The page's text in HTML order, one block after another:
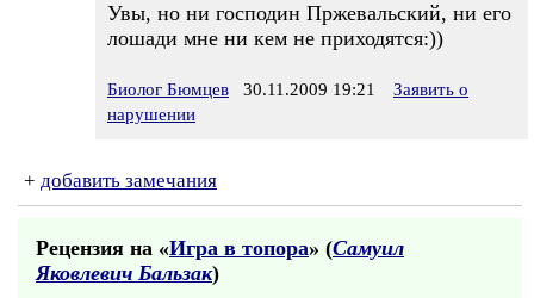
Увы, но ни господин Пржевальский, ни его
лошади мне ни кем не приходятся:))
Биолог Бюмцев 30.11.2009 19:21
Заявить о
нарушении
+ добавить замечания
Рецензия на «Игра в топора» (Самуил
Яковлевич Бальзак)